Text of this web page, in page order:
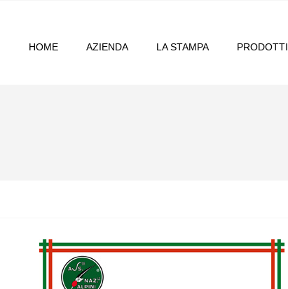
HOME AZIENDA LA STAMPA PRODOTTI